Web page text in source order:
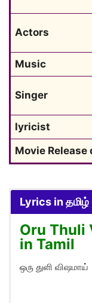
Actors
Music
Singer
lyricist
Movie Release
Lyrics in தமிழ்
Oru Thuli
in Tamil
ஒரு துளி விஷமாய்